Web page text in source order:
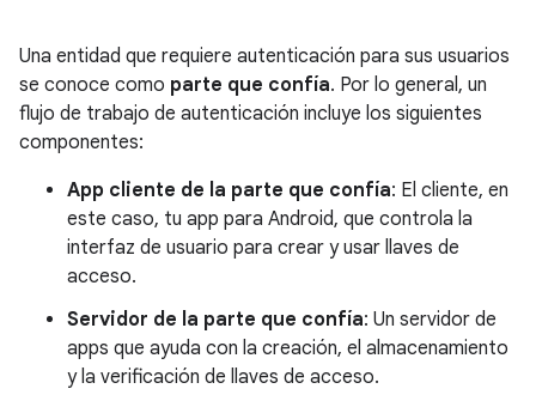
Una entidad que requiere autenticación para sus usuarios
se conoce como parte que confía. Por lo general, un
flujo de trabajo de autenticación incluye los siguientes
componentes:
App cliente de la parte que confía: El cliente, en
este caso, tu app para Android, que controla la
interfaz de usuario para crear y usar llaves de
acceso.
Servidor de la parte que confía: Un servidor de
apps que ayuda con la creación, el almacenamiento
y la verificación de llaves de acceso.